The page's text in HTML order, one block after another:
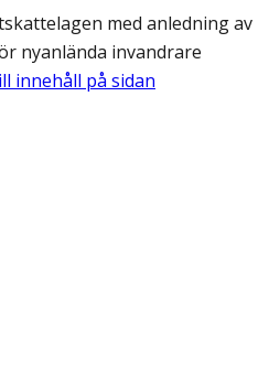
med anledning av
nyanlända invandrare
innehåll på sidan